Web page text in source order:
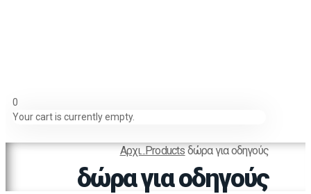
0
Your cart is currently empty.
Αρχι...Productsδώρα για οδηγούς
δώρα για οδηγούς